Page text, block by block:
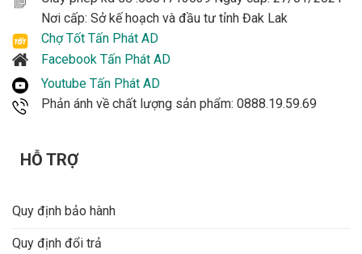
Nơi cấp: Sở kế hoạch và đầu tư tỉnh Đak Lak
Chợ Tốt Tấn Phát AD
Facebook Tấn Phát AD
Youtube Tấn Phát AD
Phản ánh về chất lượng sản phẩm: 0888.19.59.69
HỖ TRỢ
Quy định bảo hành
Quy định đổi trả